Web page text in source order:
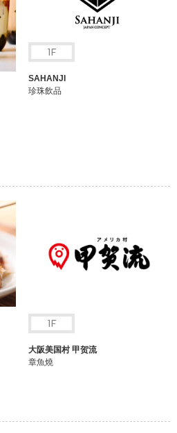
SAHANJI
珍珠飲品
大阪美国村 甲贺流
章魚燒